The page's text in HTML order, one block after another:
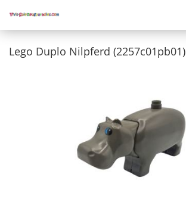
Lego Duplo Nilpferd (2257c01pb01)